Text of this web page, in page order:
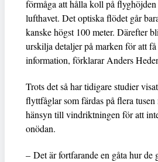
förmåga att hålla koll på
lufthavet. Det optiska flödet går
kanske högst 100 meter. Därefter
urskilja detaljer på marken för att
information, förklarar Anders
Trots det så har tidigare studier
flyttfåglar som färdas på flera
hänsyn till vindriktningen för att
onödan.
– Det är fortfarande en gåta hur de